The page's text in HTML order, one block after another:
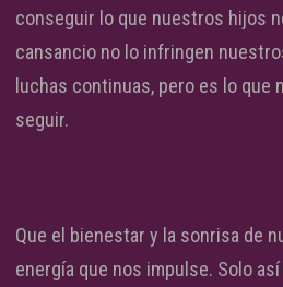
conseguir lo que nuestros hijos
cansancio no lo infringen
luchas continuas, pero es lo que
seguir.
Que el bienestar y la sonrisa de
energía que nos impulse. Solo así